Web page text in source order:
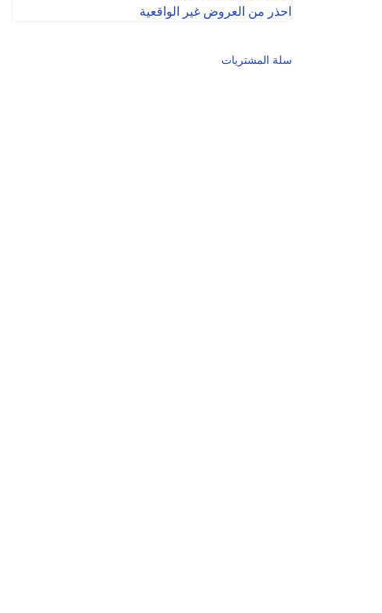
احذر من العروض غير الواقعية
سلة المشتريات